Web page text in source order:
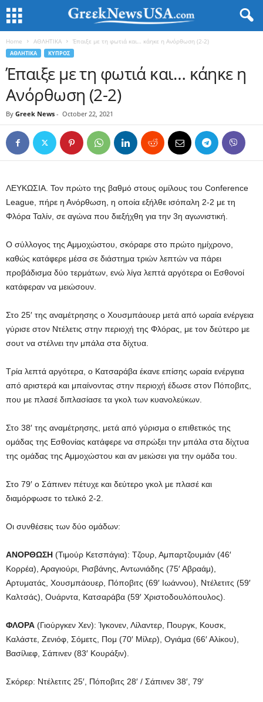
Home ΑΘΛΗΤΙΚΑ Έπαιξε με τη φωτιά και… κάηκε η Ανόρθωση (2-2)
ΑΘΛΗΤΙΚΑ ΚΥΠΡΟΣ
Έπαιξε με τη φωτιά και… κάηκε η
Ανόρθωση (2-2)
By Greek News - October 22, 2021
ΛΕΥΚΩΣΙΑ. Τον πρώτο της βαθμό στους ομίλους του Conference
League, πήρε η Ανόρθωση, η οποία εξήλθε ισόπαλη 2-2 με τη
Φλόρα Ταλίν, σε αγώνα που διεξήχθη για την 3η αγωνιστική.
Ο σύλλογος της Αμμοχώστου, σκόραρε στο πρώτο ημίχρονο,
καθώς κατάφερε μέσα σε διάστημα τριών λεπτών να πάρει
προβάδισμα δύο τερμάτων, ενώ λίγα λεπτά αργότερα οι Εσθονοί
κατάφεραν να μειώσουν.
Στο 25′ της αναμέτρησης ο Χουσμπάουερ μετά από ωραία ενέργεια
γύρισε στον Ντέλετις στην περιοχή της Φλόρας, με τον δεύτερο με
σουτ να στέλνει την μπάλα στα δίχτυα.
Τρία λεπτά αργότερα, ο Κατσαράβα έκανε επίσης ωραία ενέργεια
από αριστερά και μπαίνοντας στην περιοχή έδωσε στον Πόποβιτς,
που με πλασέ διπλασίασε τα γκολ των κυανολεύκων.
Στο 38′ της αναμέτρησης, μετά από γύρισμα ο επιθετικός της
ομάδας της Εσθονίας κατάφερε να σπρώξει την μπάλα στα δίχτυα
της ομάδας της Αμμοχώστου και αν μειώσει για την ομάδα του.
Στο 79′ ο Σάπινεν πέτυχε και δεύτερο γκολ με πλασέ και
διαμόρφωσε το τελικό 2-2.
Oι συνθέσεις των δύο ομάδων:
ΑΝΟΡΘΩΣΗ (Τιμούρ Κετσπάγια): Τζουρ, Αμπαρτζουμιάν (46′
Κορρέα), Αραγιούρι, Ρισβάνης, Αντωνιάδης (75′ Αβραάμ),
Αρτυματάς, Χουσμπάουερ, Πόποβιτς (69′ Ιωάννου), Ντέλετιτς (59′
Καλτσάς), Ουάρντα, Κατσαράβα (59′ Χριστοδουλόπουλος).
ΦΛΟΡΑ (Γιούργκεν Χεν): Ίγκονεν, Λίλαντερ, Πουργκ, Κουσκ,
Καλάστε, Ζενιόφ, Σόμετς, Πομ (70′ Μίλερ), Ογιάμα (66′ Αλίκου),
Βασίλιεφ, Σάπινεν (83′ Κουράξιν).
Σκόρερ: Ντέλετιτς 25′, Πόποβιτς 28′ / Σάπινεν 38′, 79′